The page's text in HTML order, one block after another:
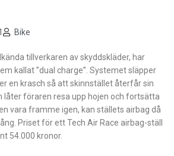
Bike
tillverkaren av skyddskläder, har
kallat ”dual charge”. Systemet släpper
en krasch så att skinnstället återfår sin
låter föraren resa upp hojen och fortsätta
vara framme igen, kan ställets airbag då
Priset för ett Tech Air Race airbag-ställ
54.000 kronor.